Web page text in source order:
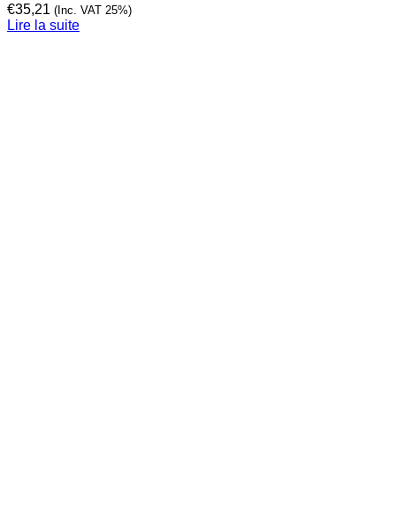
€35,21 (Inc. VAT 25%)
Lire la suite